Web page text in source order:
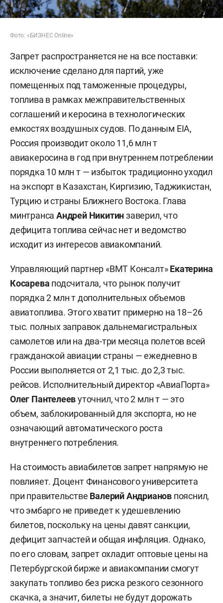
Фото: «БИЗНЕС Online»
Запрет распространяется не на все поставки:
исключение сделано для партий, уже
помещенных под таможенные процедуры,
топлива в рамках межправительственных
соглашений и керосина в технологических
емкостях воздушных судов. По данным EIA,
Россия производит около 11,6 млн т
авиакеросина в год при внутреннем потреблении
порядка 10 млн т — избыток традиционно уходил
на экспорт в Казахстан, Киргизию, Таджикистан,
Турцию и страны Ближнего Востока. Глава
минтрансаАндрей Никитинзаверил, что
дефицита топлива сейчас нет и ведомство
исходит из интересов авиакомпаний.
Управляющий партнер «ВМТ Консалт»Екатерина
Косарева подсчитала, что рынок получит
порядка 2 млн т дополнительных объемов
авиатоплива. Этого хватит примерно на 18–26
тыс. полных заправок дальнемагистральных
самолетов или на два-три месяца полетов всей
гражданской авиации страны — ежедневно в
России выполняется от 2,1 тыс. до 2,3 тыс.
рейсов. Исполнительный директор «АвиаПорта»
Олег Пантелеевуточнил, что 2 млн т — это
объем, заблокированный для экспорта, но не
означающий автоматического роста
внутреннего потребления.
На стоимость авиабилетов запрет напрямую не
повлияет. Доцент Финансового университета
при правительстве Валерий Андрианов пояснил,
что эмбарго не приведет к удешевлению
билетов, поскольку на цены давят санкции,
дефицит запчастей и общая инфляция. Однако,
по его словам, запрет охладит оптовые цены на
Петербургской бирже и авиакомпании смогут
закупать топливо без риска резкого сезонного
скачка, а значит, билеты не будут дорожать